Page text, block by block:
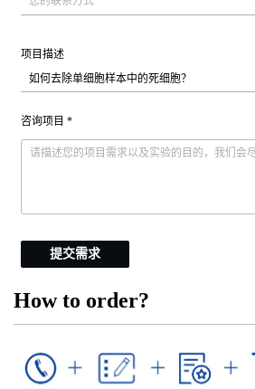
项目描述
咨询项目 *
提交需求
How to order?